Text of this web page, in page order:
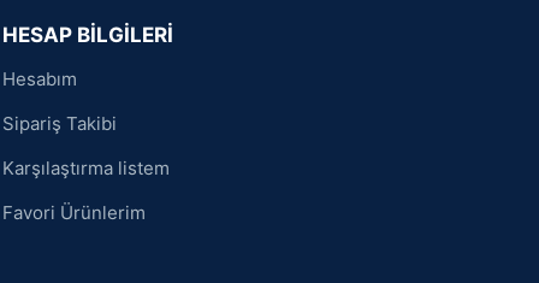
HESAP BİLGİLERİ
Hesabım
Sipariş Takibi
Karşılaştırma listem
Favori Ürünlerim